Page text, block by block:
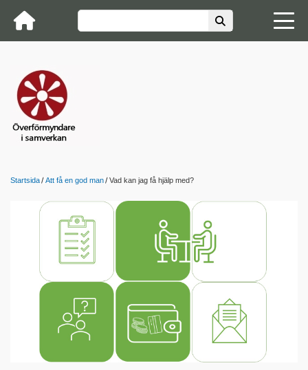
Startsida Att få en god man Vad kan jag få hjälp med?